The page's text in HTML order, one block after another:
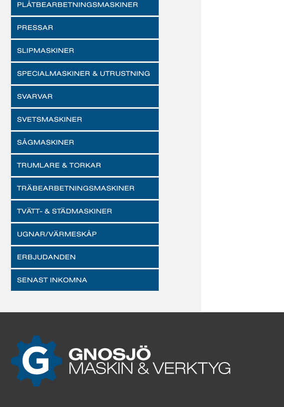
PLÅTBEARBETNINGSMASKINER
PRESSAR
SLIPMASKINER
SPECIALMASKINER & UTRUSTNING
SVARVAR
SVETSMASKINER
SÅGMASKINER
TRUMLARE & TORKAR
TRÄBEARBETNINGSMASKINER
TVÄTT- & STÄDMASKINER
UGNAR/VÄRMESKÅP
ERBJUDANDEN
SENAST INKOMNA